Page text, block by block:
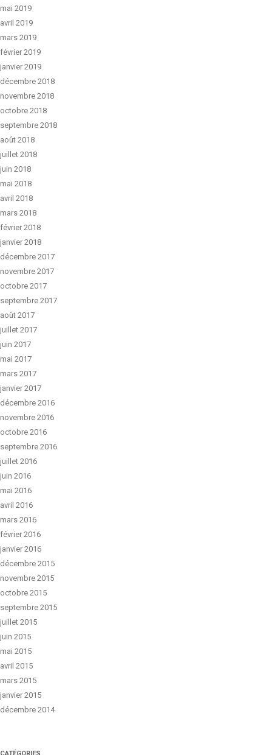
mai 2019
avril 2019
mars 2019
février 2019
janvier 2019
décembre 2018
novembre 2018
octobre 2018
septembre 2018
août 2018
juillet 2018
juin 2018
mai 2018
avril 2018
mars 2018
février 2018
janvier 2018
décembre 2017
novembre 2017
octobre 2017
septembre 2017
août 2017
juillet 2017
juin 2017
mai 2017
mars 2017
janvier 2017
décembre 2016
novembre 2016
octobre 2016
septembre 2016
juillet 2016
juin 2016
mai 2016
avril 2016
mars 2016
février 2016
janvier 2016
décembre 2015
novembre 2015
octobre 2015
septembre 2015
juillet 2015
juin 2015
mai 2015
avril 2015
mars 2015
janvier 2015
décembre 2014